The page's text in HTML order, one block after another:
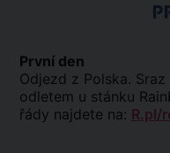
První den
Odjezd z Polska.
odletem u stánku
řády najdete na: R.pl/